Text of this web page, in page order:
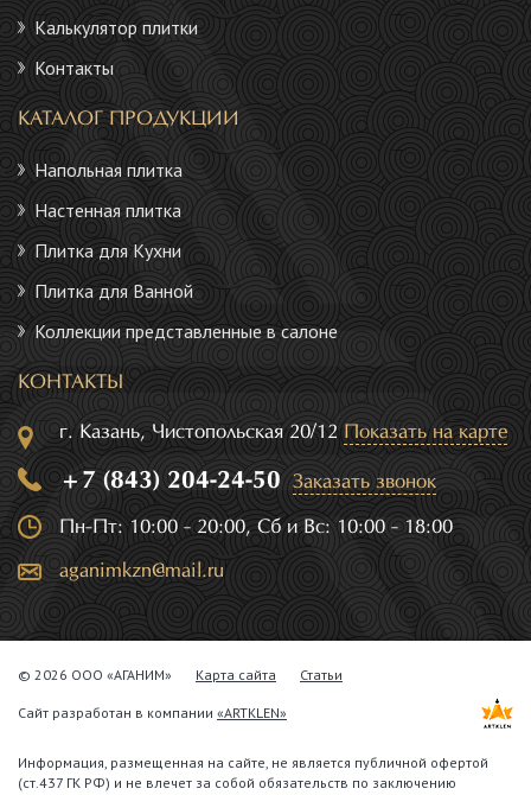
Калькулятор плитки
Контакты
КАТАЛОГ ПРОДУКЦИИ
Напольная плитка
Настенная плитка
Плитка для Кухни
Плитка для Ванной
Коллекции представленные в салоне
КОНТАКТЫ
г. Казань, Чистопольская 20/12 Показать на карте
+7 (843) 204-24-50 Заказать звонок
Пн-Пт: 10:00 - 20:00, Сб и Вс: 10:00 - 18:00
aganimkzn@mail.ru
© 2026 ООО «АГАНИМ» Карта сайта Статьи
Сайт разработан в компании «ARTKLEN»
Информация, размещенная на сайте, не является публичной офертой
(ст.437 ГК РФ) и не влечет за собой обязательств по заключению